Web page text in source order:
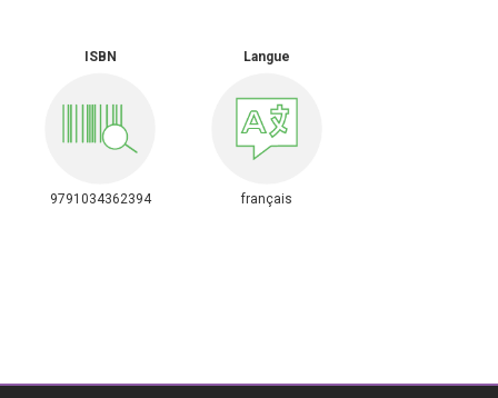
ISBN
9791034362394
Langue
français